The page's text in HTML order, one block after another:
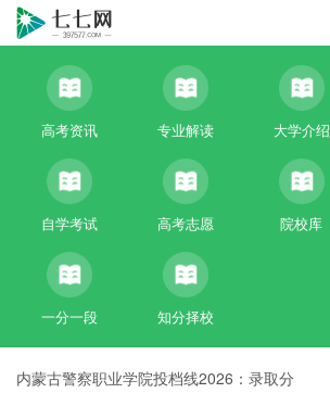
高考资讯 专业解读 大学介绍
自学考试 高考志愿 院校库
一分一段 知分择校
内蒙古警察职业学院投档线2026：录取分